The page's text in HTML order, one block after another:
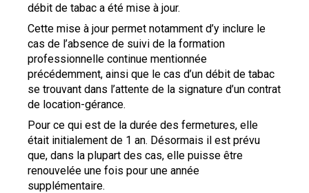
débit de tabac a été mise à jour.
Cette mise à jour permet notamment d’y inclure le
cas de l’absence de suivi de la formation
professionnelle continue mentionnée
précédemment, ainsi que le cas d’un débit de tabac
se trouvant dans l’attente de la signature d’un contrat
de location-gérance.
Pour ce qui est de la durée des fermetures, elle
était initialement de 1 an. Désormais il est prévu
que, dans la plupart des cas, elle puisse être
renouvelée une fois pour une année
supplémentaire.